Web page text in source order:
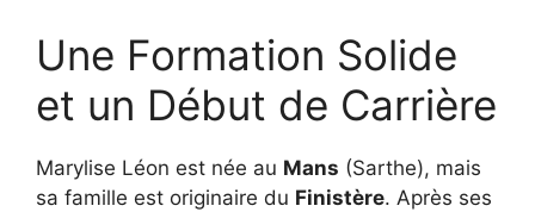
Une Formation Solide
et un Début de Carrière
Marylise Léon est née au Mans (Sarthe), mais
sa famille est originaire du Finistère. Après ses